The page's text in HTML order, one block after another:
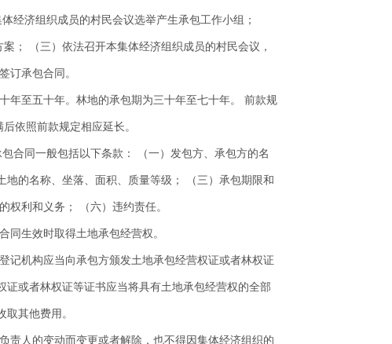
经济组织成员的村民会议选举产生承包工作小组；
； （三）依法召开本集体经济组织成员的村民会议，
订承包合同。
年至五十年。林地的承包期为三十年至七十年。 前款规
依照前款规定相应延长。
合同一般包括以下条款： （一）发包方、承包方的名
的名称、坐落、面积、质量等级； （三）承包期限和
权利和义务； （六）违约责任。
同生效时取得土地承包经营权。
记机构应当向承包方颁发土地承包经营权证或者林权证
或者林权证等证书应当将具有土地承包经营权的全部
取其他费用。
责人的变动而变更或者解除，也不得因集体经济组织的